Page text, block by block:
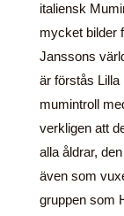
italiensk
mycket bilder
Janssons
är förstås
mumintroll
verkligen att
alla åldrar,
även som
gruppen som